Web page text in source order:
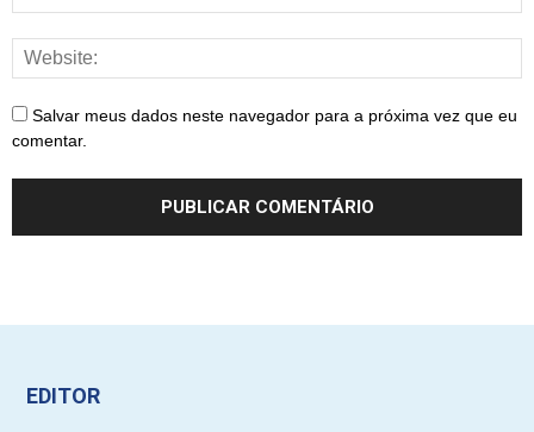
Salvar meus dados neste navegador para a próxima vez que eu
comentar.
EDITOR